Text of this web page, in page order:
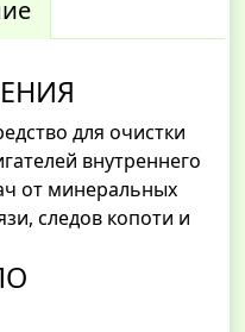
для очистки
внутреннего
от минеральных
следов копоти и